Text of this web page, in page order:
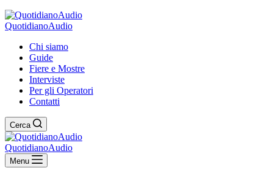
QuotidianoAudio
Chi siamo
Guide
Fiere e Mostre
Interviste
Per gli Operatori
Contatti
Cerca
QuotidianoAudio
Menu